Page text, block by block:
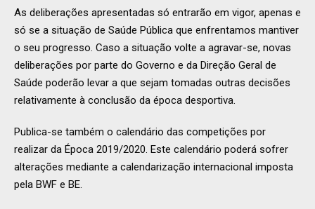
As deliberações apresentadas só entrarão em vigor, apenas e
só se a situação de Saúde Pública que enfrentamos mantiver
o seu progresso. Caso a situação volte a agravar-se, novas
deliberações por parte do Governo e da Direção Geral de
Saúde poderão levar a que sejam tomadas outras decisões
relativamente à conclusão da época desportiva.
Publica-se também o calendário das competições por
realizar da Época 2019/2020. Este calendário poderá sofrer
alterações mediante a calendarização internacional imposta
pela BWF e BE.